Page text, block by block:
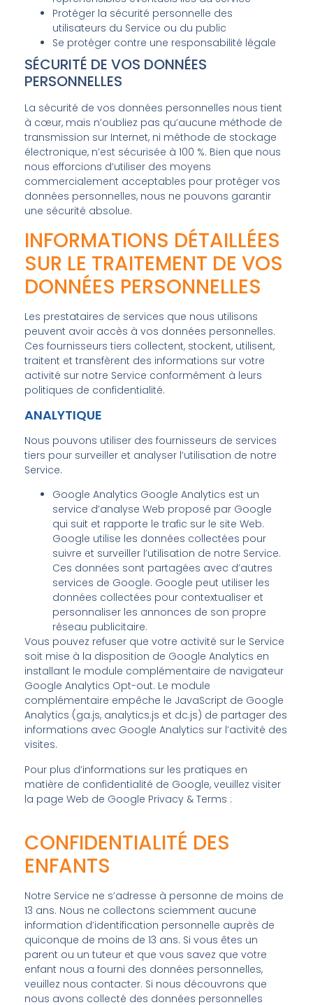
Protéger la sécurité personnelle des
utilisateurs du Service ou du public
Se protéger contre une responsabilité légale
SÉCURITÉ DE VOS DONNÉES
PERSONNELLES
La sécurité de vos données personnelles nous tient
à cœur, mais n’oubliez pas qu’aucune méthode de
transmission sur Internet, ni méthode de stockage
électronique, n’est sécurisée à 100 %. Bien que nous
nous efforcions d’utiliser des moyens
commercialement acceptables pour protéger vos
données personnelles, nous ne pouvons garantir
une sécurité absolue.
INFORMATIONS DÉTAILLÉES
SUR LE TRAITEMENT DE VOS
DONNÉES PERSONNELLES
Les prestataires de services que nous utilisons
peuvent avoir accès à vos données personnelles.
Ces fournisseurs tiers collectent, stockent, utilisent,
traitent et transfèrent des informations sur votre
activité sur notre Service conformément à leurs
politiques de confidentialité.
ANALYTIQUE
Nous pouvons utiliser des fournisseurs de services
tiers pour surveiller et analyser l’utilisation de notre
Service.
Google Analytics Google Analytics est un
service d’analyse Web proposé par Google
qui suit et rapporte le trafic sur le site Web.
Google utilise les données collectées pour
suivre et surveiller l’utilisation de notre Service.
Ces données sont partagées avec d’autres
services de Google. Google peut utiliser les
données collectées pour contextualiser et
personnaliser les annonces de son propre
réseau publicitaire.
Vous pouvez refuser que votre activité sur le Service
soit mise à la disposition de Google Analytics en
installant le module complémentaire de navigateur
Google Analytics Opt-out. Le module
complémentaire empêche le JavaScript de Google
Analytics (ga.js, analytics.js et dc.js) de partager des
informations avec Google Analytics sur l’activité des
visites.
Pour plus d’informations sur les pratiques en
matière de confidentialité de Google, veuillez visiter
la page Web de Google Privacy & Terms :
CONFIDENTIALITÉ DES
ENFANTS
Notre Service ne s’adresse à personne de moins de
13 ans. Nous ne collectons sciemment aucune
information d’identification personnelle auprès de
quiconque de moins de 13 ans. Si vous êtes un
parent ou un tuteur et que vous savez que votre
enfant nous a fourni des données personnelles,
veuillez nous contacter. Si nous découvrons que
nous avons collecté des données personnelles